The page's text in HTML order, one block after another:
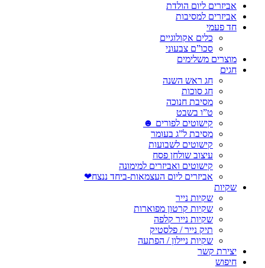
אביזרים ליום הולדת
אביזרים למסיבות
חד פעמי
כלים אקולוגיים
סכו”ם צבעוני
מוצרים משלימים
חגים
חג ראש השנה
חג סוכות
מסיבת חנוכה
ט”ו בשבט
קישוטים לפורים ☻
מסיבת ל”ג בעומר
קישוטים לשבועות
עיצוב שולחן פסח
קישוטים ואביזרים למימונה
אביזרים ליום העצמאות-ביחד ננצח❤
שקיות
שקיות נייר
שקיות קרטון מפוארות
שקיות נייר קלפה
תיק נייר / פלסטיק
שקיות ניילון / הפתעה
יצירת קשר
חיפוש